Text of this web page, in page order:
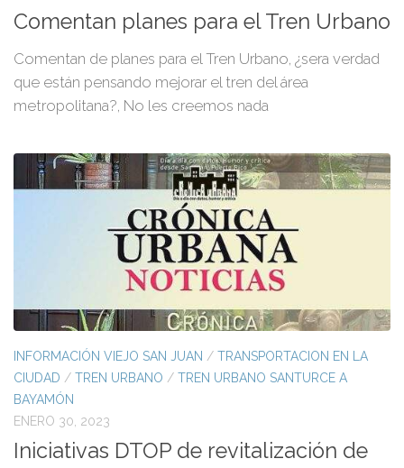
Comentan planes para el Tren Urbano
Comentan de planes para el Tren Urbano, ¿sera verdad
que están pensando mejorar el tren del área
metropolitana?, No les creemos nada
INFORMACIÓN VIEJO SAN JUAN / TRANSPORTACION EN LA
CIUDAD / TREN URBANO / TREN URBANO SANTURCE A
BAYAMÓN
ENERO 30, 2023
Iniciativas DTOP de revitalización de